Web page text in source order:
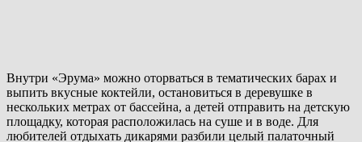
Внутри «Эрума» можно оторваться в тематических барах и
выпить вкусные коктейли, остановиться в деревушке в
нескольких метрах от бассейна, а детей отправить на детскую
площадку, которая расположилась на суше и в воде. Для
любителей отдыхать дикарями разбили целый палаточный